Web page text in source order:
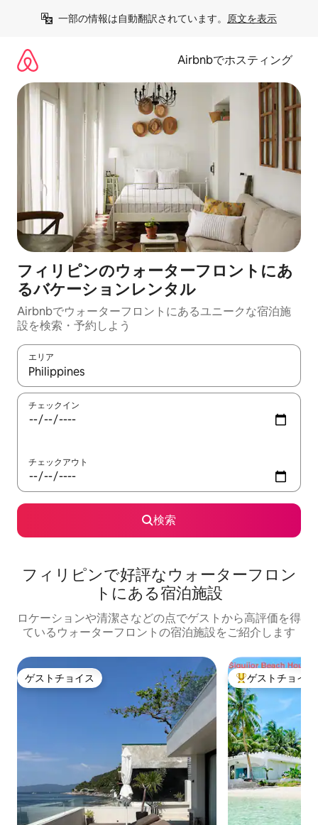
一部の情報は自動翻訳されています。 原文を表示
Airbnbでホスティング
フィリピンのウォーターフロントにあ
るバケーションレンタル
Airbnbでウォーターフロントにあるユニークな宿泊施
設を検索・予約しよう
エリア
検索結果が表示されたら、上下の矢印キーを使って移動するか
チェックイン
チェックアウト
検索
フィリピンで好評なウォーターフロン
トにある宿泊施設
ロケーションや清潔さなどの点でゲストから高評価を得
ているウォーターフロントの宿泊施設をご紹介します
ゲストチョイス
ゲストチョイス 大好評のゲスト
ゲストチョイス